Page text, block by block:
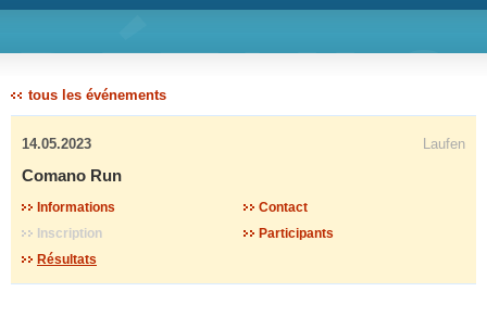
DÉTAILS
tous les événements
14.05.2023 Laufen
Comano Run
Informations
Contact
Inscription
Participants
Résultats